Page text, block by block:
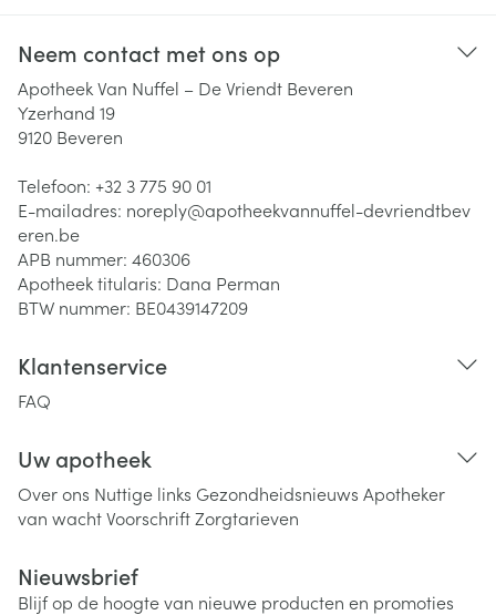
Neem contact met ons op
Apotheek Van Nuffel – De Vriendt Beveren
Yzerhand 19
9120 Beveren
Telefoon: +32 3 775 90 01
E-mailadres: noreply@apotheekvannuffel-devriendtbev
eren.be
APB nummer: 460306
Apotheek titularis: Dana Perman
BTW nummer: BE0439147209
Klantenservice
FAQ
Uw apotheek
Over ons Nuttige links Gezondheidsnieuws Apotheker
van wachtVoorschriftZorgtarieven
Nieuwsbrief
Blijf op de hoogte van nieuwe producten en promoties